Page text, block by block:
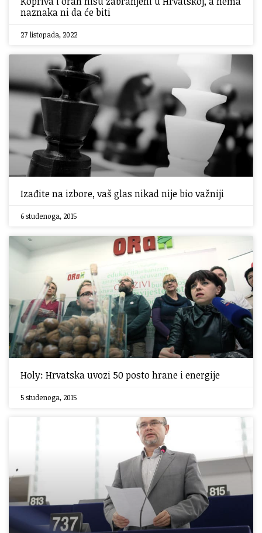
naznaka ni da će biti
27 listopada, 2022
Izađite na izbore, vaš glas nikad nije bio važniji
6 studenoga, 2015
Holy: Hrvatska uvozi 50 posto hrane i energije
5 studenoga, 2015